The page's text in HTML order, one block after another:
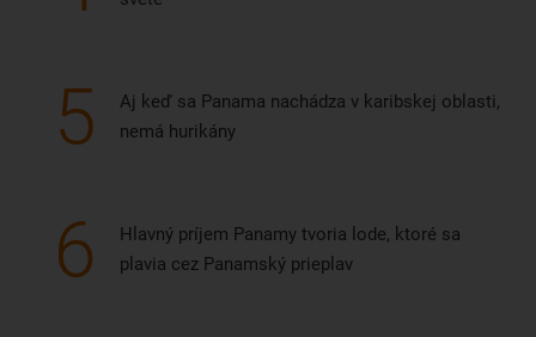
5
Aj keď sa Panama nachádza v karibskej oblasti,
nemá hurikány
6
Hlavný príjem Panamy tvoria lode, ktoré sa
plavia cez Panamský prieplav